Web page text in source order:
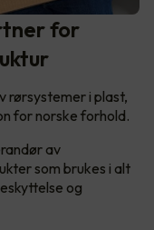
for
rørsystemer i plast,
for norske forhold.
av
som brukes i alt
og